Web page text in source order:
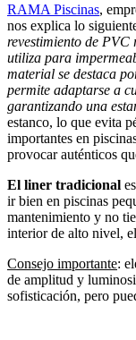
RAMA Piscinas,
nos explica lo
revestimiento de PVC
utiliza para
material se destaca
permite adaptarse a
garantizando una
estanco, lo que evita
importantes en
provocar auténticos
El liner tradicional
ir bien en piscinas
mantenimiento y no
interior de alto nivel,
Consejo importante:
de amplitud y
sofisticación, pero